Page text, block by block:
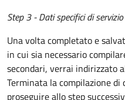
Step 3 - Dati specifici di servizio
Una volta completato e
in cui sia necessario
secondari, verrai indirizzato
Terminata la compilazione
proseguire allo step